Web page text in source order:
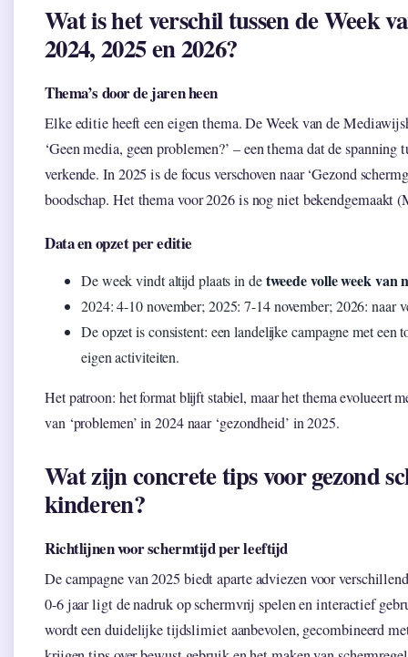
Wat is het verschil tussen de Week
2024, 2025 en 2026?
Thema’s door de jaren heen
Elke editie heeft een eigen thema. De Week van de
‘Geen media, geen problemen?’ – een thema dat de
verkende. In 2025 is de focus verschoven naar ‘Gezond
boodschap. Het thema voor 2026 is nog niet bekendgemaakt
Data en opzet per editie
De week vindt altijd plaats in detweede volle week van
2024: 4-10 november; 2025: 7-14 november; 2026: naar
De opzet is consistent: een landelijke campagne met een
eigen activiteiten.
Het patroon: het format blijft stabiel, maar het thema evolueert
van ‘problemen’ in 2024 naar ‘gezondheid’ in 2025.
Wat zijn concrete tips voor gezond
kinderen?
Richtlijnen voor schermtijd per leeftijd
De campagne van 2025 biedt aparte adviezen voor
0-6 jaar ligt de nadruk op schermvrij spelen en interactief
wordt een duidelijke tijdslimiet aanbevolen, gecombineerd